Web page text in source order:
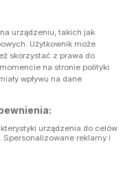
urządzeniu, takich jak
Użytkownik może
skorzystać z prawa do
na stronie polityki
wpływu na dane
urządzenia do celów
reklamy i